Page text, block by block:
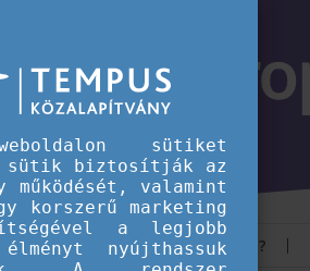
MI AZ EUROPASS?
sütiket
sütik biztosítják az
működését, valamint
korszerű marketing
a legjobb
nyújthassuk